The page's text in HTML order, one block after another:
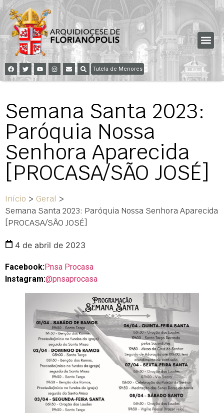
Tutela de Menores
Semana Santa 2023:
Paróquia Nossa
Senhora Aparecida
[PROCASA/SÃO JOSÉ]
Início > Geral >
Semana Santa 2023: Paróquia Nossa Senhora Aparecida
[PROCASA/SÃO JOSÉ]
4 de abril de 2023
Facebook:Pnsa Procasa
Instagram:@pnsaprocasa